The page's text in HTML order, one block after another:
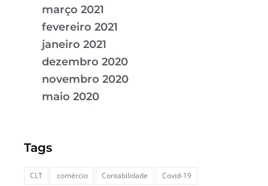
março 2021
fevereiro 2021
janeiro 2021
dezembro 2020
novembro 2020
maio 2020
Tags
CLT comércio Contabilidade
Covid-19